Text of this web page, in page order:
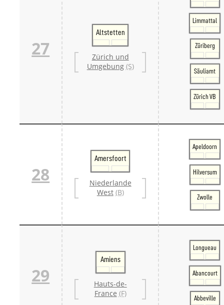
27
Altstetten
Zürich und
Umgebung (S)
Limmattal
Züriberg
Säuliamt
Zürich VB
28
Amersfoort
Niederlande
West (B)
Apeldoorn
Hilversum
Zwolle
29
Amiens
Hauts-de-
France (F)
Longueau
Abancourt
Abbeville